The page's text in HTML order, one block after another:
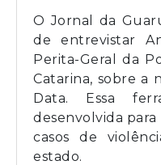
O Jornal da
de entrevistar
Perita-Geral da
Catarina, sobre a
Data. Essa
desenvolvida
casos de
estado.